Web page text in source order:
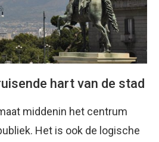
hart van de stad
middenin het centrum
Het is ook de logische